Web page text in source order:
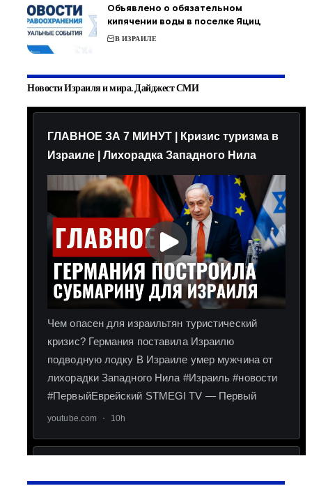
Объявлено о обязательном
кипячении воды в поселке Яциц
В ИЗРАИЛЕ
Новости Израиля и мира. Дайджест СМИ